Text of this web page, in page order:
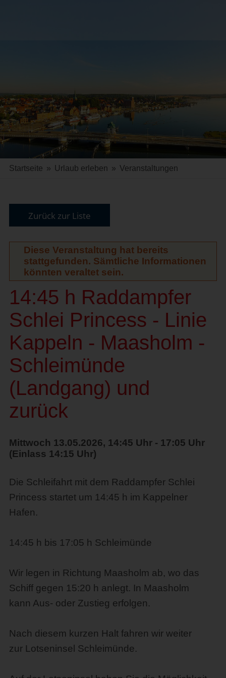
Startseite » Urlaub erleben » Veranstaltungen
Zurück zur Liste
Diese Veranstaltung hat bereits
stattgefunden. Sämtliche Informationen
könnten veraltet sein.
14:45 h Raddampfer
Schlei Princess - Linie
Kappeln - Maasholm -
Schleimünde
(Landgang) und
zurück
Mittwoch 13.05.2026, 14:45 Uhr - 17:05 Uhr
(Einlass 14:15 Uhr)
Die Schleifahrt mit dem Raddampfer Schlei
Princess startet um 14:45 h im Kappelner
Hafen.
14:45 h bis 17:05 h Schleimünde
Wir legen in Richtung Maasholm ab, wo das
Schiff gegen 15:20 h anlegt. In Maasholm
kann Aus- oder Zustieg erfolgen.
Nach diesem kurzen Halt fahren wir weiter
zur Lotseninsel Schleimünde.